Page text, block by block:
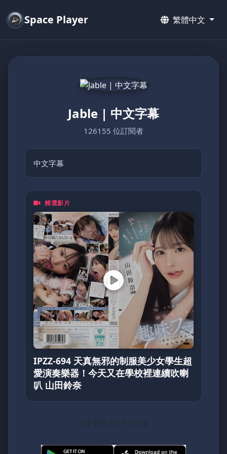
Space Player 繁體中文
Jable | 中文字幕
126155 位訂閱者
中文字幕
精選影片
IPZZ-694 天真無邪的制服美少女學生超
愛演奏樂器！今天又在學校裡連續吹喇
叭 山田鈴奈
尚未安裝？請下方下載